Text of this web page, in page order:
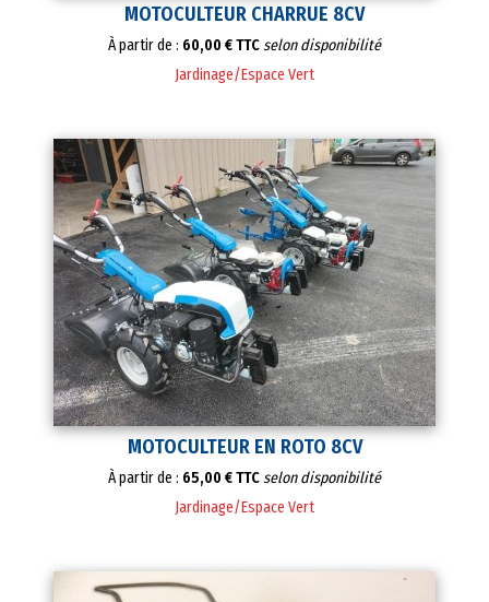
MOTOCULTEUR CHARRUE 8CV
À partir de : 60,00 € TTCselon disponibilité
Jardinage/Espace Vert
MOTOCULTEUR EN ROTO 8CV
À partir de : 65,00 € TTCselon disponibilité
Jardinage/Espace Vert